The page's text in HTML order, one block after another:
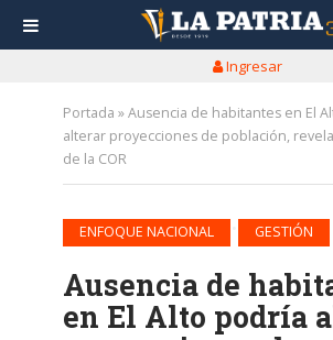
Ingresar
Portada »Ausencia de habitantes en El
alterar proyecciones de población,
de la COR
ENFOQUE NACIONAL GESTIÓN
Ausencia de
en El Alto podría